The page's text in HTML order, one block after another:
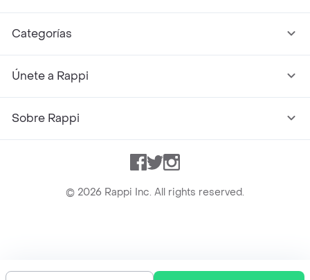
Categorías
Únete a Rappi
Sobre Rappi
Facebook
TwitterInstagram
© 2026 Rappi Inc. All rights reserved.